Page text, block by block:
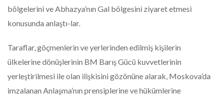
bölgelerini ve Abhazya’nın Gal bölgesini ziyaret etmesi
konusunda anlaştı-lar.
Taraflar, göçmenlerin ve yerlerinden edilmiş kişilerin
ülkelerine dönüşlerinin BM Barış Gücü kuvvetlerinin
yerleştirilmesi ile olan ilişkisini gözönüne alarak, Moskova’da
imzalanan Anlaşma’nın prensiplerine ve hükümlerine